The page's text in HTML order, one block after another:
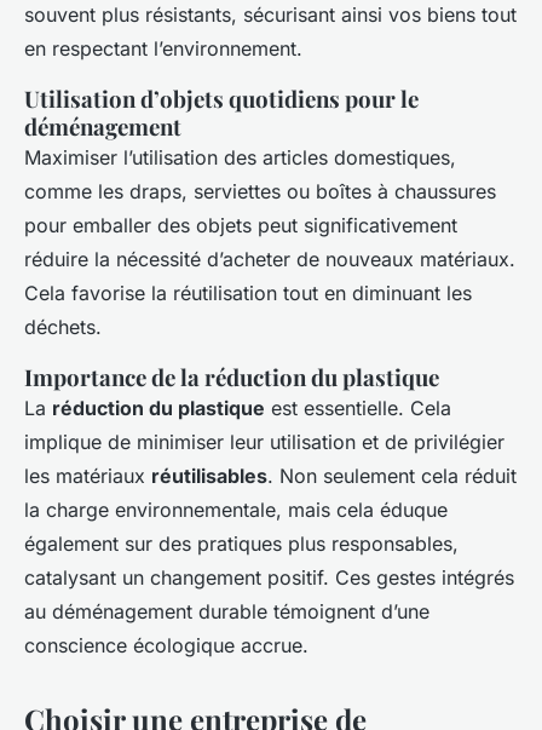
souvent plus résistants, sécurisant ainsi vos biens tout
en respectant l’environnement.
Utilisation d’objets quotidiens pour le
déménagement
Maximiser l’utilisation des articles domestiques,
comme les draps, serviettes ou boîtes à chaussures
pour emballer des objets peut significativement
réduire la nécessité d’acheter de nouveaux matériaux.
Cela favorise la réutilisation tout en diminuant les
déchets.
Importance de la réduction du plastique
La réduction du plastique est essentielle. Cela
implique de minimiser leur utilisation et de privilégier
les matériaux réutilisables. Non seulement cela réduit
la charge environnementale, mais cela éduque
également sur des pratiques plus responsables,
catalysant un changement positif. Ces gestes intégrés
au déménagement durable témoignent d’une
conscience écologique accrue.
Choisir une entreprise de